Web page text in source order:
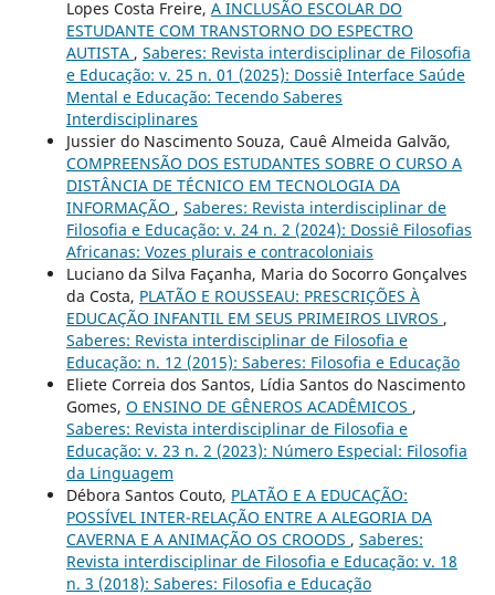
Lopes Costa Freire, A INCLUSÃO ESCOLAR DO
ESTUDANTE COM TRANSTORNO DO ESPECTRO
AUTISTA , Saberes: Revista interdisciplinar de Filosofia
e Educação: v. 25 n. 01 (2025): Dossiê Interface Saúde
Mental e Educação: Tecendo Saberes
Interdisciplinares
Jussier do Nascimento Souza, Cauê Almeida Galvão,
COMPREENSÃO DOS ESTUDANTES SOBRE O CURSO A
DISTÂNCIA DE TÉCNICO EM TECNOLOGIA DA
INFORMAÇÃO , Saberes: Revista interdisciplinar de
Filosofia e Educação: v. 24 n. 2 (2024): Dossiê Filosofias
Africanas: Vozes plurais e contracoloniais
Luciano da Silva Façanha, Maria do Socorro Gonçalves
da Costa, PLATÃO E ROUSSEAU: PRESCRIÇÕES À
EDUCAÇÃO INFANTIL EM SEUS PRIMEIROS LIVROS ,
Saberes: Revista interdisciplinar de Filosofia e
Educação: n. 12 (2015): Saberes: Filosofia e Educação
Eliete Correia dos Santos, Lídia Santos do Nascimento
Gomes, O ENSINO DE GÊNEROS ACADÊMICOS ,
Saberes: Revista interdisciplinar de Filosofia e
Educação: v. 23 n. 2 (2023): Número Especial: Filosofia
da Linguagem
Débora Santos Couto, PLATÃO E A EDUCAÇÃO:
POSSÍVEL INTER-RELAÇÃO ENTRE A ALEGORIA DA
CAVERNA E A ANIMAÇÃO OS CROODS , Saberes:
Revista interdisciplinar de Filosofia e Educação: v. 18
n. 3 (2018): Saberes: Filosofia e Educação